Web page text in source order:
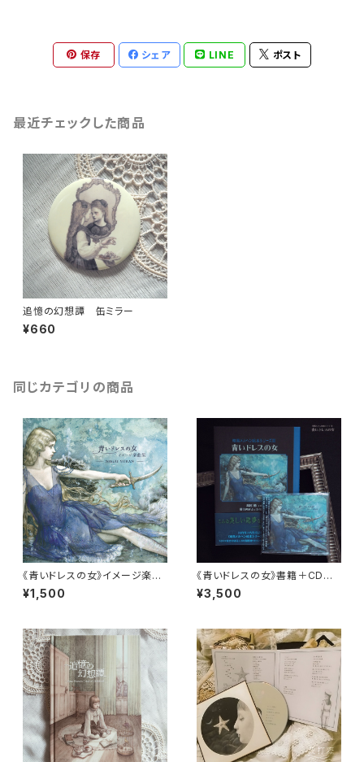
保存 シェア LINE ポスト
最近チェックした商品
追憶の幻想譚 缶ミラー
¥660
同じカテゴリの商品
《青いドレスの女》イメージ楽曲
集
¥1,500
《青いドレスの女》書籍＋CDセッ
ト
¥3,500